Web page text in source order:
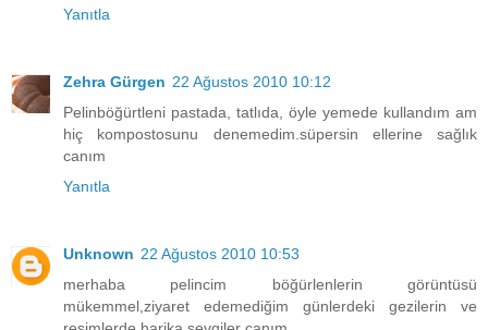
Yanıtla
Zehra Gürgen 22 Ağustos 2010 10:12
Pelinböğürtleni pastada, tatlıda, öyle yemede kullandım am
hiç kompostosunu denemedim.süpersin ellerine sağlık
canım
Yanıtla
Unknown 22 Ağustos 2010 10:53
merhaba pelincim böğürlenlerin görüntüsü
mükemmel,ziyaret edemediğim günlerdeki gezilerin ve